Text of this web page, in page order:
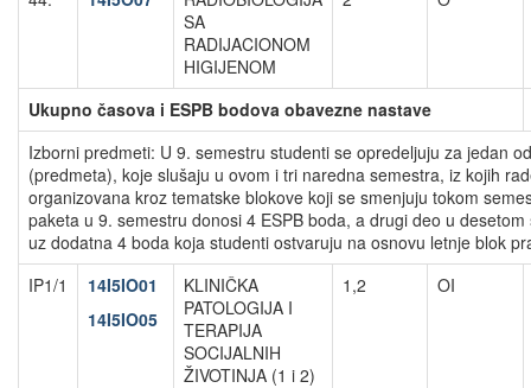
SA
RADIJACIONOM
HIGIJENOM
Ukupno časova i ESPB bodova obavezne nastave
Izborni predmeti: U 9. semestru studenti se opredeljuju za jedan
(predmeta), koje slušaju u ovom i tri naredna semestra, iz kojih
organizovana kroz tematske blokove koji se smenjuju tokom
paketa u 9. semestru donosi 4 ESPB boda, a drugi deo u
uz dodatna 4 boda koja studenti ostvaruju na osnovu letnje blok
IP1/1
14I5IO01
14I5IO05
KLINIČKA
PATOLOGIJA I
TERAPIJA
SOCIJALNIH
ŽIVOTINJA (1 i 2)
1,2 OI